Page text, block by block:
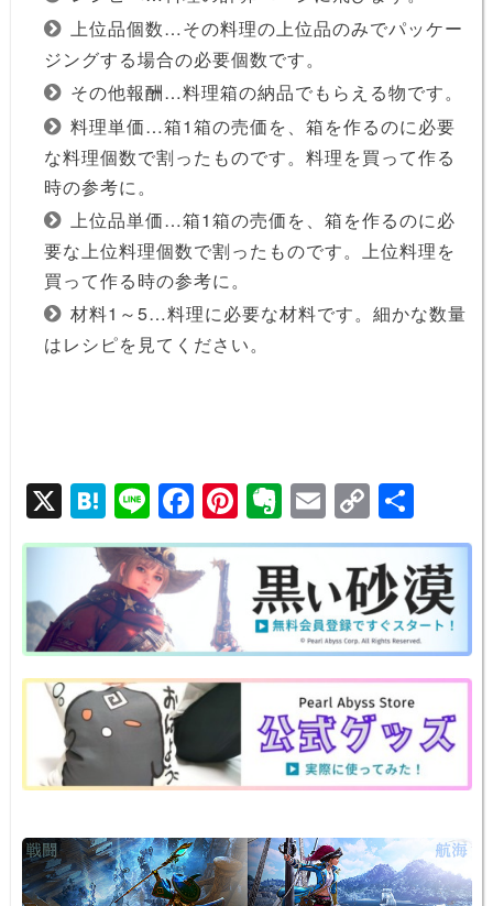
上位品個数…その料理の上位品のみでパッケー
ジングする場合の必要個数です。
その他報酬…料理箱の納品でもらえる物です。
料理単価…箱1箱の売価を、箱を作るのに必要
な料理個数で割ったものです。料理を買って作る
時の参考に。
上位品単価…箱1箱の売価を、箱を作るのに必
要な上位料理個数で割ったものです。上位料理を
買って作る時の参考に。
材料1～5…料理に必要な材料です。細かな数量
はレシピを見てください。
X H
at
e
n
a
Li
n
e
F
a
c
b
o
o
k
Pi
nt
er
e
st
E
v
er
n
ot
e
E
m
ail
C
o
p
y
Li
n
k
有